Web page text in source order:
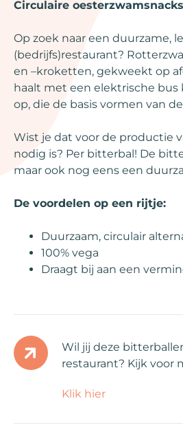
Circulaire oesterzwamsnacks
Op zoek naar een duurzame,
(bedrijfs)restaurant?
en –kroketten, gekweekt op
haalt met een elektrische
op, die de basis vormen van
Wist je dat voor de productie
nodig is? Per bitterbal! De
maar ook nog eens een
De voordelen op een rijtje:
Duurzaam, circulair
100% vega
Draagt bij aan een
Wil jij deze
restaurant? Kijk voor
Klik hier